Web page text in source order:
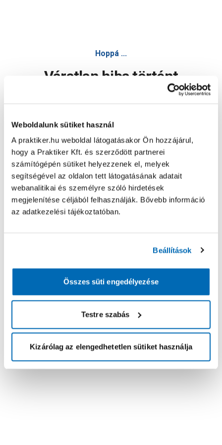
Weboldalunk sütiket használ
A praktiker.hu weboldal látogatásakor Ön hozzájárul,
hogy a Praktiker Kft. és szerződött partnerei
számítógépén sütiket helyezzenek el, melyek
segítségével az oldalon tett látogatásának adatait
webanalitikai és személyre szóló hirdetések
megjelenítése céljából felhasználják. Bővebb információ
az adatkezelési tájékoztatóban.
Beállítások
Összes süti engedélyezése
Testre szabás
Kizárólag az elengedhetetlen sütiket használja
Hoppá ...
Váratlan hiba történt
Oldal újratöltése